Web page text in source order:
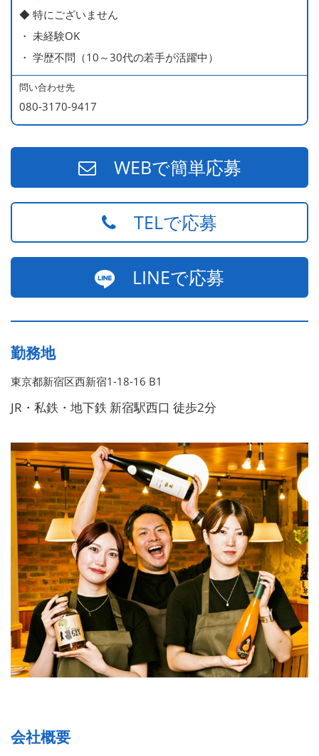
ー持ち）
490万円／店長代理（20代・入社2年目・入社後に結婚。
ラブラブな新婚さん）
540万円／店長（20代・入社3年目・ 育休取得して、更に
やる気MAXの2児のお父さん）
670万円／統括店長（30代・入社7年目・中学生の長男筆
頭に3人の子供を持つ一家の大黒柱）
◆ 特にございません
・ 未経験OK
・ 学歴不問（10～30代の若手が活躍中）
問い合わせ先
080-3170-9417
WEBで簡単応募
TELで応募
LINEで応募
勤務地
東京都新宿区西新宿1-18-16 B1
JR・私鉄・地下鉄 新宿駅西口 徒歩2分
会社概要